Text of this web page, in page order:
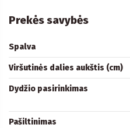
Prekės savybės
Spalva
Viršutinės dalies aukštis (cm)
Dydžio pasirinkimas
Pašiltinimas